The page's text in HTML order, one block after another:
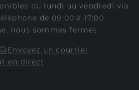
du lundi au vendredi via
de 09:00 à 17:00.
nous sommes fermés.
Envoyez un courriel
en direct